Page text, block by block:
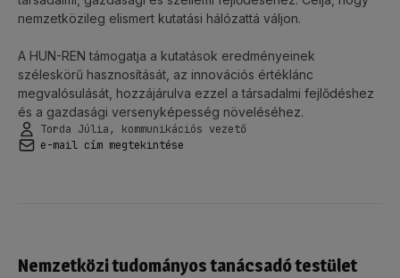
nemzetközileg elismert kutatási hálózattá váljon.
A HUN-REN támogatja a kutatások eredményeinek
széleskörű hasznosítását, az innovációs értéklánc
megvalósulását, hozzájárulva ezzel a társadalmi fejlődéshez
és a gazdasági versenyképesség növeléséhez.
Torda Júlia, kommunikációs vezető
e-mail cím megtekintése
Nemzetközi tudományos tanácsadó testület